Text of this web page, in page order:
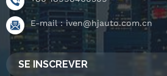
E-mail :iven@hjauto.com.cn
SE INSCREVER